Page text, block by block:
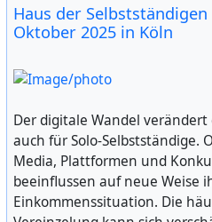
Haus der
Oktober 2025 in Köln
Der digitale Wandel
auch für Solo-Selbstständige.
Media, Plattformen und
beeinflussen auf neue Weise
Einkommenssituation. Die